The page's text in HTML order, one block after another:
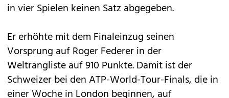
in vier Spielen keinen Satz abgegeben.
Er erhöhte mit dem Finaleinzug seinen
Vorsprung auf Roger Federer in der
Weltrangliste auf 910 Punkte. Damit ist der
Schweizer bei den ATP-World-Tour-Finals, die in
einer Woche in London beginnen, auf